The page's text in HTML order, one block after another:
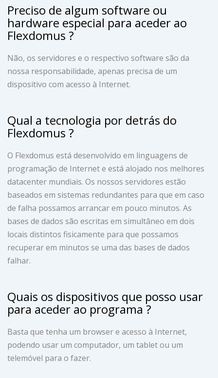
Preciso de algum software ou
hardware especial para aceder ao
Flexdomus ?
Não, os servidores e o respectivo software são da
nossa responsabilidade, apenas precisa de um
dispositivo com acesso à Internet.
Qual a tecnologia por detrás do
Flexdomus ?
O Flexdomus está desenvolvido em linguagens de
programação de Internet e está alojado nos melhores
datacenter mundiais. Os nossos servidores estão
baseados em sistemas redundantes para que em caso
de falha possamos arrancar em pouco minutos. As
bases de dados são escritas em simultâneo em dois
locais distintos fisicamente para que possamos
recuperar em minutos se uma das bases de dados
falhar.
Quais os dispositivos que posso usar
para aceder ao programa ?
Basta que tenha um browser e acesso à Internet,
podendo usar um computador, um tablet ou um
telemóvel para o fazer.